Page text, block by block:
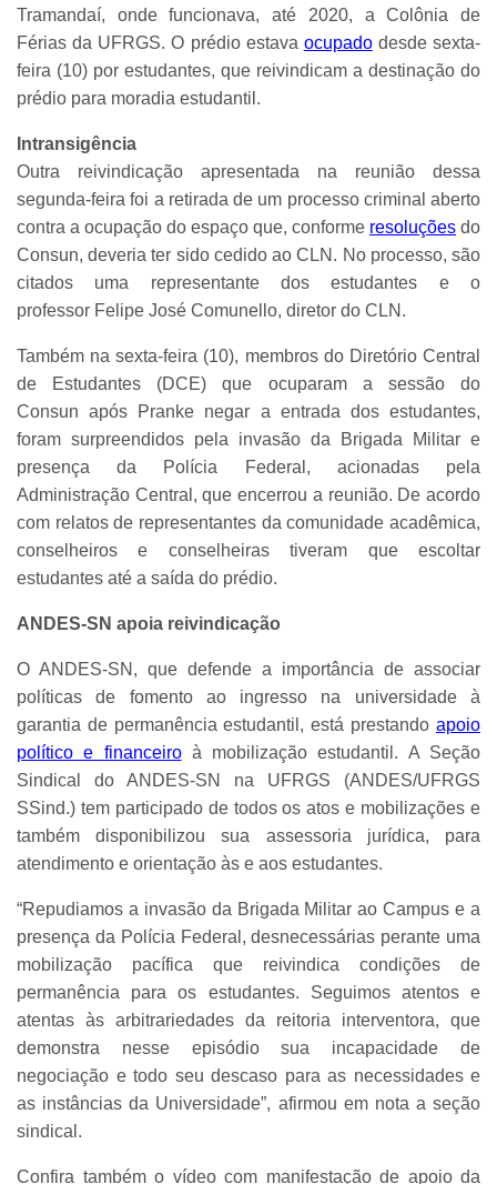
Tramandaí, onde funcionava, até 2020, a Colônia de
Férias da UFRGS. O prédio estava ocupadodesde sexta-
feira (10) por estudantes, que reivindicam a destinação do
prédio para moradia estudantil.
Intransigência
Outra reivindicação apresentada na reunião dessa
segunda-feira foi a retirada de um processo criminal aberto
contra a ocupação do espaço que, conforme resoluções do
Consun, deveria ter sido cedido ao CLN. No processo, são
citados uma representante dos estudantes e o
professor Felipe José Comunello, diretor do CLN.
Também na sexta-feira (10), membros do Diretório Central
de Estudantes (DCE) que ocuparam a sessão do
Consun após Pranke negar a entrada dos estudantes,
foram surpreendidos pela invasão da Brigada Militar e
presença da Polícia Federal, acionadas pela
Administração Central, que encerrou a reunião. De acordo
com relatos de representantes da comunidade acadêmica,
conselheiros e conselheiras tiveram que escoltar
estudantes até a saída do prédio.
ANDES-SN apoia reivindicação
O ANDES-SN, que defende a importância de associar
políticas de fomento ao ingresso na universidade à
garantia de permanência estudantil, está prestando apoio
político e financeiroà mobilização estudantil. A Seção
Sindical do ANDES-SN na UFRGS (ANDES/UFRGS
SSind.) tem participado de todos os atos e mobilizações e
também disponibilizou sua assessoria jurídica, para
atendimento e orientação às e aos estudantes.
“Repudiamos a invasão da Brigada Militar ao Campus e a
presença da Polícia Federal, desnecessárias perante uma
mobilização pacífica que reivindica condições de
permanência para os estudantes. Seguimos atentos e
atentas às arbitrariedades da reitoria interventora, que
demonstra nesse episódio sua incapacidade de
negociação e todo seu descaso para as necessidades e
as instâncias da Universidade”, afirmou em nota a seção
sindical.
Confira também o vídeo com manifestação de apoio da